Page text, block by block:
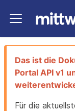
Das ist die
Portal API v1
Für die